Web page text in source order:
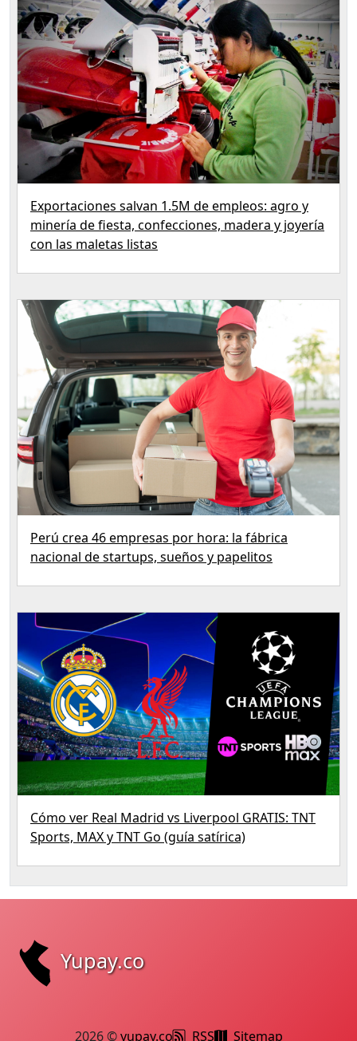
Exportaciones salvan 1.5M de empleos: agro y
minería de fiesta, confecciones, madera y joyería
con las maletas listas
Perú crea 46 empresas por hora: la fábrica
nacional de startups, sueños y papelitos
Cómo ver Real Madrid vs Liverpool GRATIS: TNT
Sports, MAX y TNT Go (guía satírica)
Yupay.co
2026 ©yupay.co RSS Sitemap